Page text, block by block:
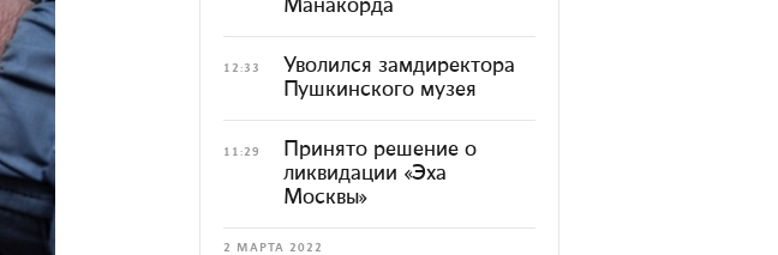
Манакорда
12:33
Уволился замдиректора
Пушкинского музея
11:29
Принято решение о
ликвидации «Эха
Москвы»
2 МАРТА 2022